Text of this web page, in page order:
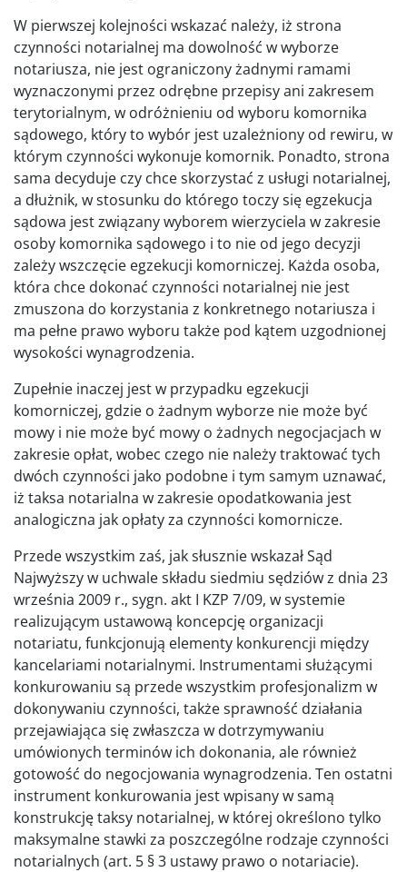
W pierwszej kolejności wskazać należy, iż strona
czynności notarialnej ma dowolność w wyborze
notariusza, nie jest ograniczony żadnymi ramami
wyznaczonymi przez odrębne przepisy ani zakresem
terytorialnym, w odróżnieniu od wyboru komornika
sądowego, który to wybór jest uzależniony od rewiru, w
którym czynności wykonuje komornik. Ponadto, strona
sama decyduje czy chce skorzystać z usługi notarialnej,
a dłużnik, w stosunku do którego toczy się egzekucja
sądowa jest związany wyborem wierzyciela w zakresie
osoby komornika sądowego i to nie od jego decyzji
zależy wszczęcie egzekucji komorniczej. Każda osoba,
która chce dokonać czynności notarialnej nie jest
zmuszona do korzystania z konkretnego notariusza i
ma pełne prawo wyboru także pod kątem uzgodnionej
wysokości wynagrodzenia.
Zupełnie inaczej jest w przypadku egzekucji
komorniczej, gdzie o żadnym wyborze nie może być
mowy i nie może być mowy o żadnych negocjacjach w
zakresie opłat, wobec czego nie należy traktować tych
dwóch czynności jako podobne i tym samym uznawać,
iż taksa notarialna w zakresie opodatkowania jest
analogiczna jak opłaty za czynności komornicze.
Przede wszystkim zaś, jak słusznie wskazał Sąd
Najwyższy w uchwale składu siedmiu sędziów z dnia 23
września 2009 r., sygn. akt I KZP 7/09, w systemie
realizującym ustawową koncepcję organizacji
notariatu, funkcjonują elementy konkurencji między
kancelariami notarialnymi. Instrumentami służącymi
konkurowaniu są przede wszystkim profesjonalizm w
dokonywaniu czynności, także sprawność działania
przejawiająca się zwłaszcza w dotrzymywaniu
umówionych terminów ich dokonania, ale również
gotowość do negocjowania wynagrodzenia. Ten ostatni
instrument konkurowania jest wpisany w samą
konstrukcję taksy notarialnej, w której określono tylko
maksymalne stawki za poszczególne rodzaje czynności
notarialnych (art. 5 § 3 ustawy prawo o notariacie).